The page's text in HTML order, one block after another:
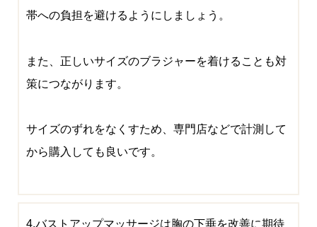
帯への負担を避けるようにしましょう。
また、正しいサイズのブラジャーを着けることも対
策につながります。
サイズのずれをなくすため、専門店などで計測して
から購入しても良いです。
4.バストアップマッサージは胸の下垂を改善に期待